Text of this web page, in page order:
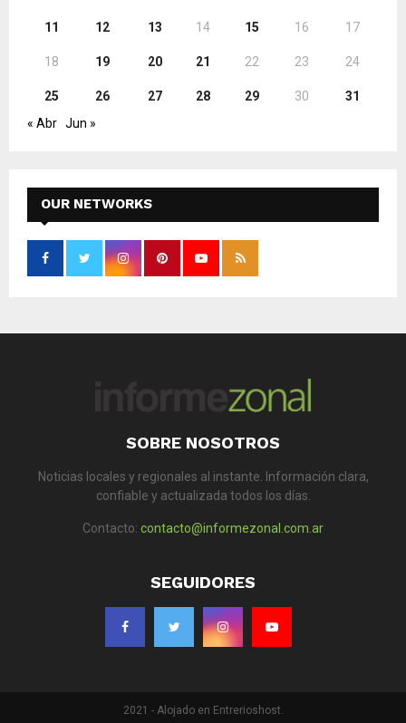
11 12 13 14 15 16 17
18 19 20 21 22 23 24
25 26 27 28 29 30
31
« Abr Jun »
OUR NETWORKS
SOBRE NOSOTROS
Noticias locales y regionales al instante. Información clara,
confiable y actualizada todos los días.
Contacto: contacto@informezonal.com.ar
SEGUIDORES
2021 - Alojado en Entrerioshost.